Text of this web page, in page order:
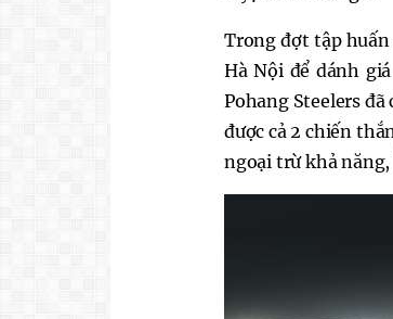
Trong đợt tập huấn
Hà Nội để dánh
Pohang Steelers đã
được cả 2 chiến
ngoại trừ khả năng,